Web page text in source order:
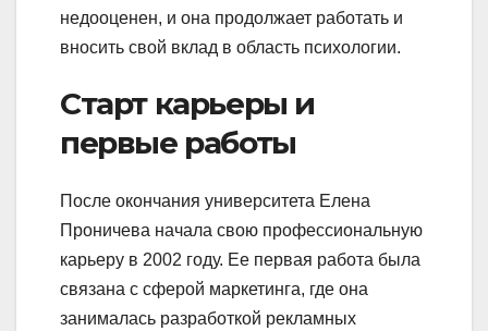
недооценен, и она продолжает работать и
вносить свой вклад в область психологии.
Старт карьеры и
первые работы
После окончания университета Елена
Проничева начала свою профессиональную
карьеру в 2002 году. Ее первая работа была
связана с сферой маркетинга, где она
занималась разработкой рекламных